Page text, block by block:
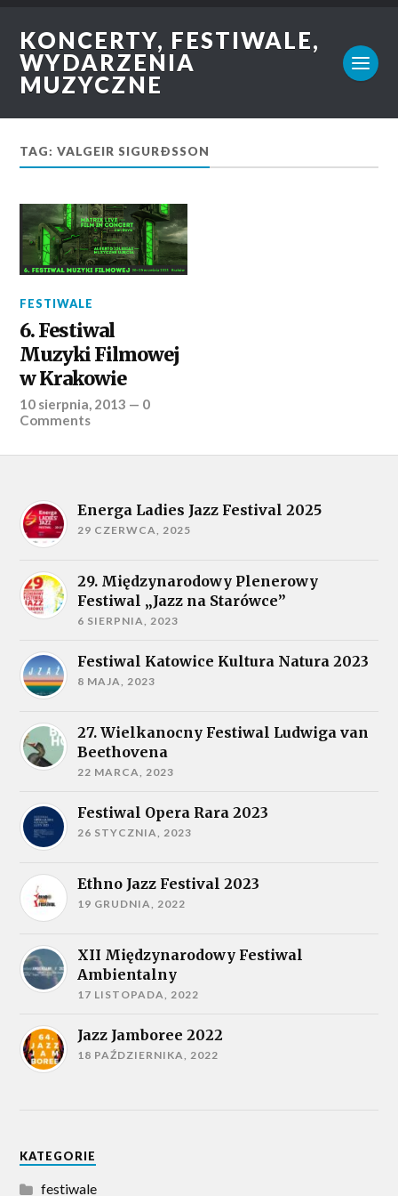
KONCERTY, FESTIWALE,
WYDARZENIA
MUZYCZNE
TAG: VALGEIR SIGURÐSSON
FESTIWALE
6. Festiwal
Muzyki Filmowej
w Krakowie
10 sierpnia, 2013 — 0
Comments
Energa Ladies Jazz Festival 2025
29 CZERWCA, 2025
29. Międzynarodowy Plenerowy
Festiwal „Jazz na Starówce”
6 SIERPNIA, 2023
Festiwal Katowice Kultura Natura 2023
8 MAJA, 2023
27. Wielkanocny Festiwal Ludwiga van
Beethovena
22 MARCA, 2023
Festiwal Opera Rara 2023
26 STYCZNIA, 2023
Ethno Jazz Festival 2023
19 GRUDNIA, 2022
XII Międzynarodowy Festiwal
Ambientalny
17 LISTOPADA, 2022
Jazz Jamboree 2022
18 PAŹDZIERNIKA, 2022
KATEGORIE
festiwale